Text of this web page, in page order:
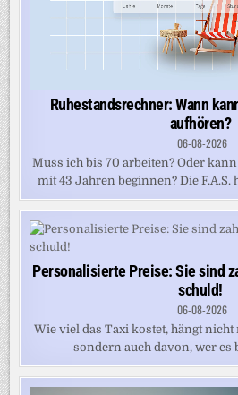
Ruhestandsrechner: Wann
aufhören?
06-08-2026
Muss ich bis 70 arbeiten? Oder
mit 43 Jahren beginnen? Die F.A.S.
Personalisierte Preise: Sie sind
schuld!
06-08-2026
Wie viel das Taxi kostet, hängt
sondern auch davon, wer es